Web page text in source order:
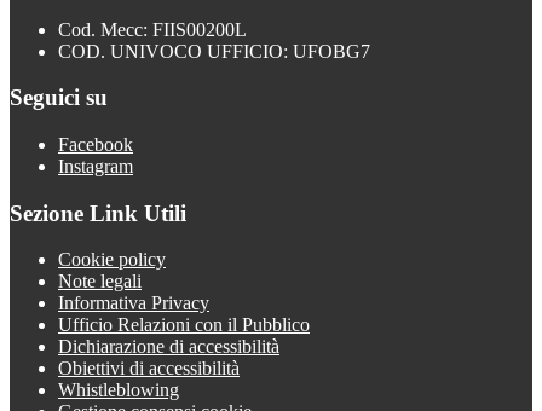
Cod. Mecc: FIIS00200L
COD. UNIVOCO UFFICIO: UFOBG7
Seguici su
Facebook
Instagram
Sezione Link Utili
Cookie policy
Note legali
Informativa Privacy
Ufficio Relazioni con il Pubblico
Dichiarazione di accessibilità
Obiettivi di accessibilità
Whistleblowing